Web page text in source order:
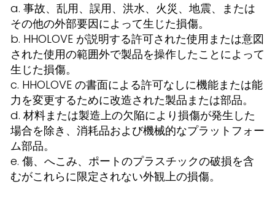
a. 事故、乱用、誤用、洪水、火災、地震、または
その他の外部要因によって生じた損傷。
b. HHOLOVE が説明する許可された使用または意図
された使用の範囲外で製品を操作したことによって
生じた損傷。
c. HHOLOVE の書面による許可なしに機能または能
力を変更するために改造された製品または部品。
d. 材料または製造上の欠陥により損傷が発生した
場合を除き、消耗品および機械的なプラットフォー
ム部品。
e. 傷、へこみ、ポートのプラスチックの破損を含
むがこれらに限定されない外観上の損傷。